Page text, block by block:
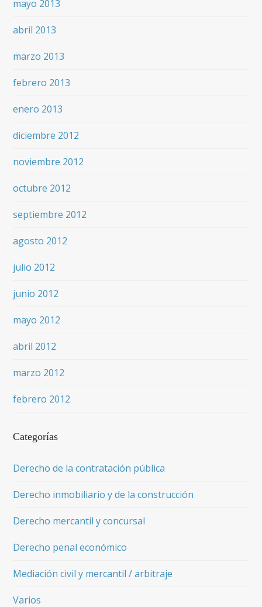
mayo 2013
abril 2013
marzo 2013
febrero 2013
enero 2013
diciembre 2012
noviembre 2012
octubre 2012
septiembre 2012
agosto 2012
julio 2012
junio 2012
mayo 2012
abril 2012
marzo 2012
febrero 2012
Categorías
Derecho de la contratación pública
Derecho inmobiliario y de la construcción
Derecho mercantil y concursal
Derecho penal económico
Mediación civil y mercantil / arbitraje
Varios